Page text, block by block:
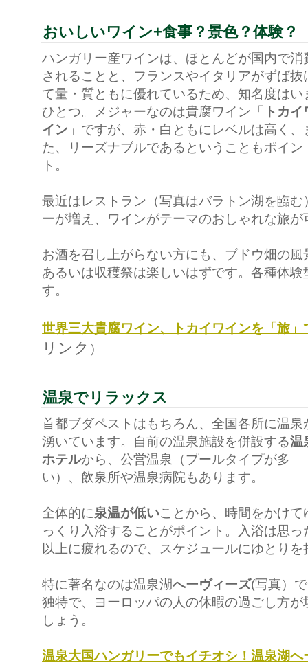
おいしいワイン+食事？景色？体験？
ハンガリー産ワインは、ほとんどが国内で消
されることと、フランスやイタリアがずば抜
て量・質ともに優れているため、知名度はい
ひとつ。メジャーなのは貴腐ワイン「
トカイ
イン 」ですが、赤・白ともにレベルは高く、
た、リーズナブルであるということもポイン
ト。
最近はレストラン（写真はバラトン湖を臨
ーが増え、ワインがテーマのおしゃれな旅
お酒を召し上がらない方にも、ブドウ畑の
あるいは収穫祭は楽しいはずです。各種体
す。
世界三大貴腐ワイン、トカイワインを「旅」
リンク ）
温泉でリラックス
首都ブダペストはもちろん、全国各所に温泉
湧いています。自前の温泉施設を併設する温
ホテルから、公営温泉（プールタイプが多
い）、飲泉所や温泉病院もあります。
全体的に泉温が低いことから、時間をかけて
っくり入浴することがポイント。入浴は思っ
以上に疲れるので、スケジュールにゆとり
特に著名なのは温泉湖へーヴィーズ(写真）
独特で、ヨーロッパの人の休暇の過ごし方
しょう。
温泉大国ハンガリーでもイチオシ！温泉湖